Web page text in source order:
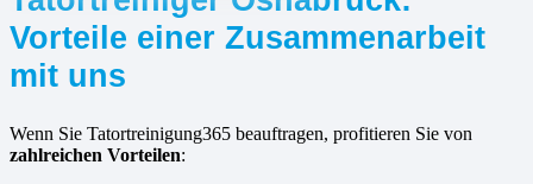
Vorteile einer Zusammenarbeit
mit uns
Wenn Sie Tatortreinigung365 beauftragen, profitieren Sie von
zahlreichen Vorteilen: